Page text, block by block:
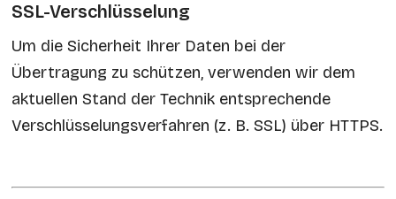
SSL-Verschlüsselung
Um die Sicherheit Ihrer Daten bei der
Übertragung zu schützen, verwenden wir dem
aktuellen Stand der Technik entsprechende
Verschlüsselungsverfahren (z. B. SSL) über HTTPS.